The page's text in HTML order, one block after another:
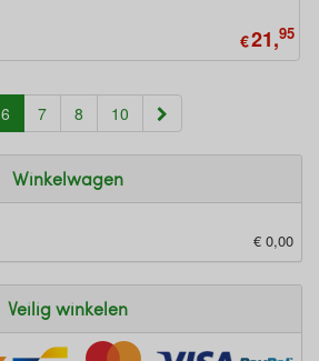
€21,95
6 (current)
7 8 10
Winkelwagen
€ 0,00
Veilig winkelen